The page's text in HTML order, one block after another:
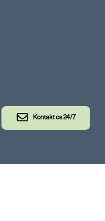
Kontakt os 24/7